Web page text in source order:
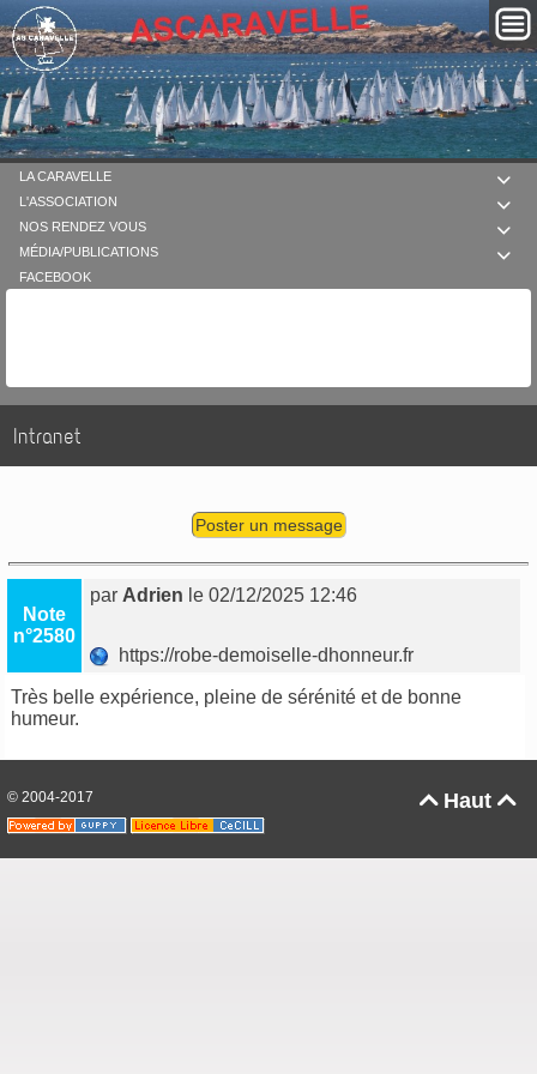

LA CARAVELLE

L'ASSOCIATION

NOS RENDEZ VOUS

MÉDIA/PUBLICATIONS
FACEBOOK
Intranet
Poster un message
Note
n°2580
par Adrien le 02/12/2025 12:46
https://robe-demoiselle-dhonneur.fr
Très belle expérience, pleine de sérénité et de bonne
humeur.
Haut 
© 2004-2017